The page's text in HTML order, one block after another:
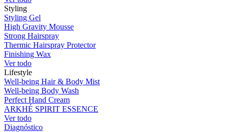
Styling
Styling Gel
High Gravity Mousse
Strong Hairspray
Thermic Hairspray Protector
Finishing Wax
Ver todo
Lifestyle
Well-being Hair & Body Mist
Well-being Body Wash
Perfect Hand Cream
ARKHÉ SPIRIT ESSENCE
Ver todo
Diagnóstico